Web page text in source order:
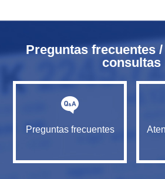
Preguntas frecuentes
consultas
Preguntas frecuentes